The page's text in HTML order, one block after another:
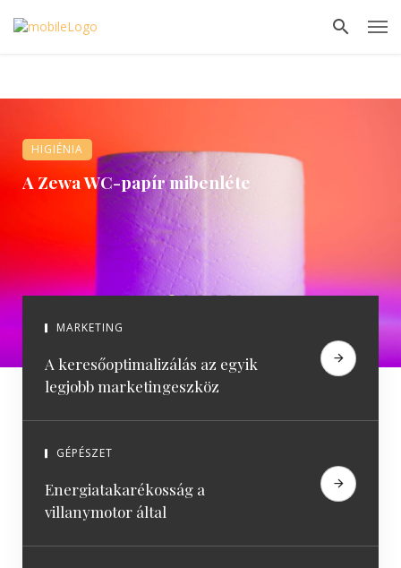
HIGIÉNIA
A Zewa WC-papír mibenléte
MARKETING
A keresőoptimalizálás az egyik
legjobb marketingeszköz
GÉPÉSZET
Energiatakarékosság a
villanymotor által